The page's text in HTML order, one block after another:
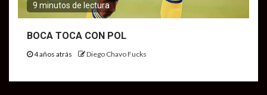
9 minutos de lectura
BOCA TOCA CON POL
4 años atrás Diego Chavo Fucks